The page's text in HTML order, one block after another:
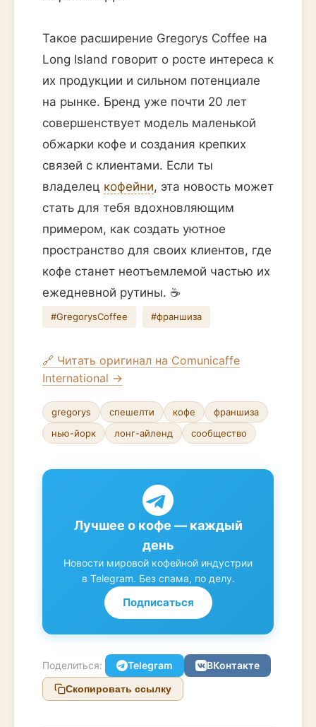
Такое расширение Gregorys Coffee на
Long Island говорит о росте интереса к
их продукции и сильном потенциале
на рынке. Бренд уже почти 20 лет
совершенствует модель маленькой
обжарки кофе и создания крепких
связей с клиентами. Если ты
владелец кофейни, эта новость может
стать для тебя вдохновляющим
примером, как создать уютное
пространство для своих клиентов, где
кофе станет неотъемлемой частью их
ежедневной рутины. ☕️
#GregorysCoffee #франшиза
🔗 Читать оригинал на Comunicaffe
International →
gregorys спешелти кофе
франшиза
нью-йорк
лонг-айленд сообщество
Лучшее о кофе — каждый
день
Новости мировой кофейной индустрии
в Telegram. Без спама, по делу.
Подписаться
Поделиться: Telegram ВКонтакте
Скопировать ссылку